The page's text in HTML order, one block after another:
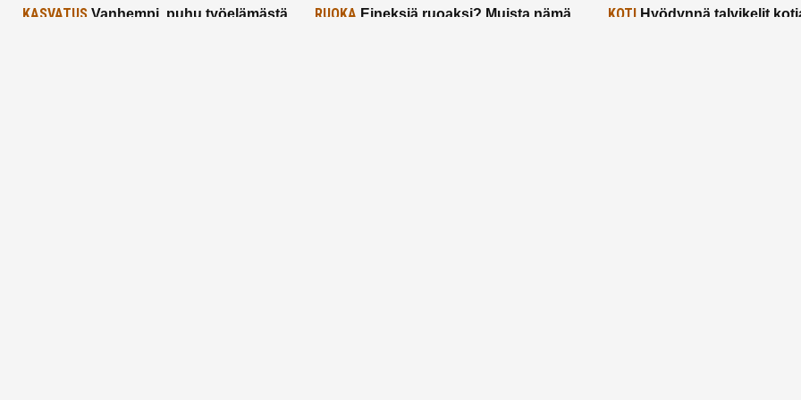
KASVATUS Vanhempi, puhu työelämästä
RUOKA Eineksiä ruoaksi? Muista nämä
KOTIHyödynnä talvikelit